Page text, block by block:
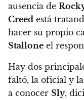
ausencia de
Creed está
hacer su propio
Stallone el
Hay dos
faltó, la oficial y
a conocer Sly,